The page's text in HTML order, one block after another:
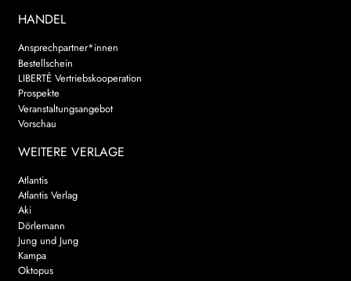
HANDEL
Ansprechpartner*innen
Bestellschein
LIBERTÉ Vertriebskooperation
Prospekte
Veranstaltungsangebot
Vorschau
WEITERE VERLAGE
Atlantis
Atlantis Verlag
Aki
Dörlemann
Jung und Jung
Kampa
Oktopus